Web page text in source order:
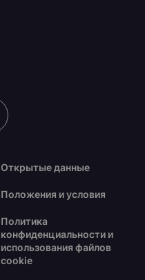
Открытые данные
Положения и условия
Политика
конфиденциальности и
использования файлов
cookie